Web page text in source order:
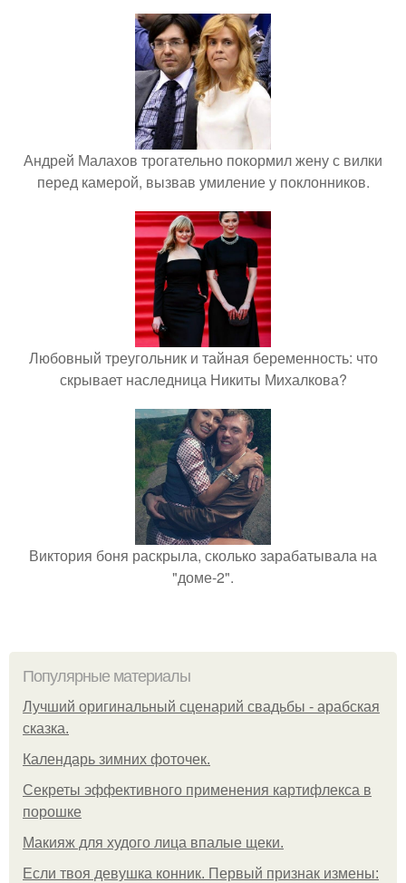
Андрей Малахов трогательно покормил жену с вилки
перед камерой, вызвав умиление у поклонников.
Любовный треугольник и тайная беременность: что
скрывает наследница Никиты Михалкова?
Виктория боня раскрыла, сколько зарабатывала на
"доме-2".
Популярные материалы
Лучший оригинальный сценарий свадьбы - арабская
сказка.
Календарь зимних фоточек.
Секреты эффективного применения картифлекса в
порошке
Макияж для худого лица впалые щеки.
Если твоя девушка конник. Первый признак измены: